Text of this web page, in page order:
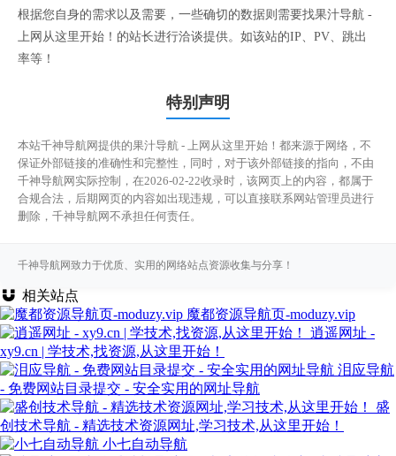
根据您自身的需求以及需要，一些确切的数据则需要找果汁导航 -
上网从这里开始！的站长进行洽谈提供。如该站的IP、PV、跳出
率等！
特别声明
本站千神导航网提供的果汁导航 - 上网从这里开始！都来源于网络，不
保证外部链接的准确性和完整性，同时，对于该外部链接的指向，不由
千神导航网实际控制，在2026-02-22收录时，该网页上的内容，都属于
合规合法，后期网页的内容如出现违规，可以直接联系网站管理员进行
删除，千神导航网不承担任何责任。
千神导航网致力于优质、实用的网络站点资源收集与分享！
相关站点
魔都资源导航页-moduzy.vip
逍遥网址 -
xy9.cn | 学技术,找资源,从这里开始！
泪应导航
- 免费网站目录提交 - 安全实用的网址导航
盛
创技术导航 - 精选技术资源网址,学习技术,从这里开始！
小七自动导航